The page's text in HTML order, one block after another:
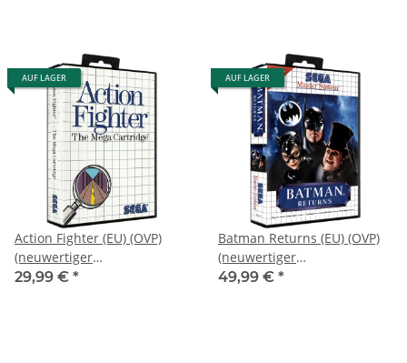
AUF LAGER
Action Fighter (EU) (OVP)
(neuwertiger
Sammlerzustand) - Sega
29,99 € *
AUF LAGER
Batman Returns (EU) (OVP)
(neuwertiger
Sammlerzustand) - Sega
49,99 € *